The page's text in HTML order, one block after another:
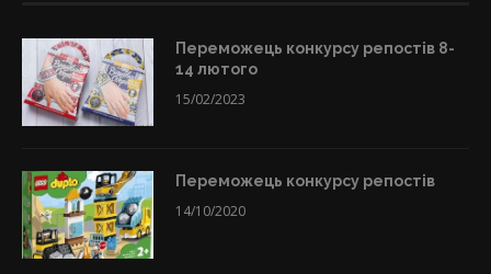
Переможець конкурсу репостів 8-
14 лютого
15/02/2023
Переможець конкурсу репостів
14/10/2020